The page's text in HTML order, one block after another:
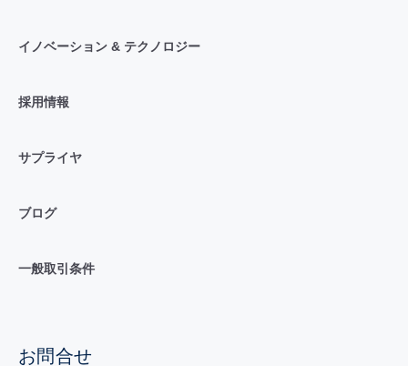
イノベーション & テクノロジー
採用情報
サプライヤ
ブログ
一般取引条件
お問合せ